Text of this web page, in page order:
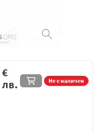
Не е наличен
€
лв.